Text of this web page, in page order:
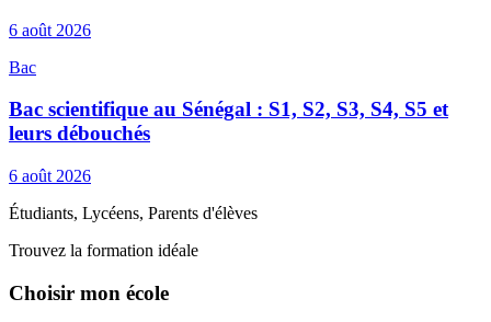
6 août 2026
Bac
Bac scientifique au Sénégal : S1, S2, S3, S4, S5 et
leurs débouchés
6 août 2026
Étudiants, Lycéens, Parents d'élèves
Trouvez la formation idéale
Choisir mon école